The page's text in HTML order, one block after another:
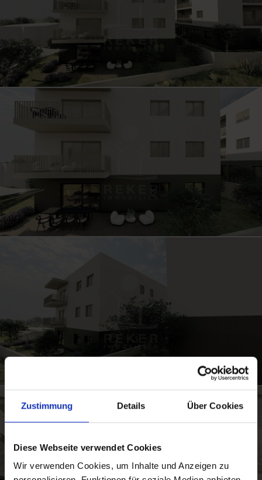
Zustimmung Details Über Cookies
Diese Webseite verwendet Cookies
Wir verwenden Cookies, um Inhalte und Anzeigen zu